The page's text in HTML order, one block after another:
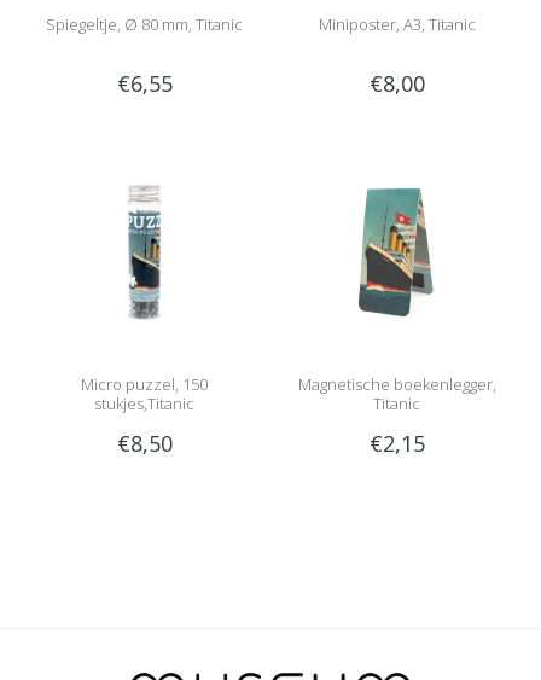
Spiegeltje, Ø 80 mm, Titanic
€6,55
Miniposter, A3, Titanic
€8,00
Micro puzzel, 150
stukjes,Titanic
€8,50
Magnetische boekenlegger,
Titanic
€2,15